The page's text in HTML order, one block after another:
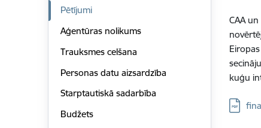
Pētījumi
Aģentūras nolikums
Trauksmes celšana
Personas datu aizsardzība
Starptautiskā sadarbība
Budžets
CAA
kuģu